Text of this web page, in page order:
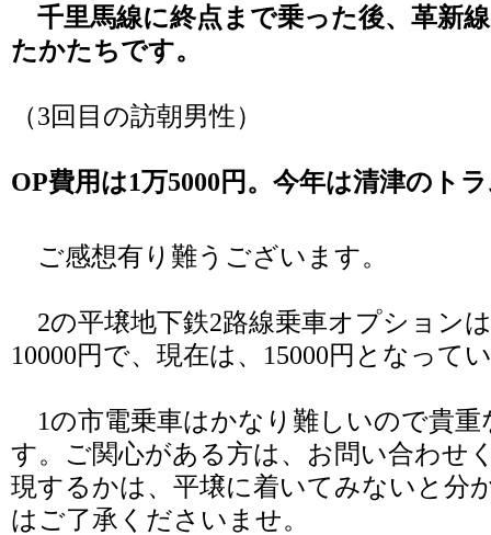
千里馬線に終点まで乗った後、革新
たかたちです。
（3回目の訪朝男性）
OP費用は1万5000円。今年は清津のト
ご感想有り難うございます。
2の平壌地下鉄2路線乗車オプション
10000円で、現在は、15000円となって
1の市電乗車はかなり難しいので貴重
す。ご関心がある方は、お問い合わせ
現するかは、平壌に着いてみないと分
はご了承くださいませ。